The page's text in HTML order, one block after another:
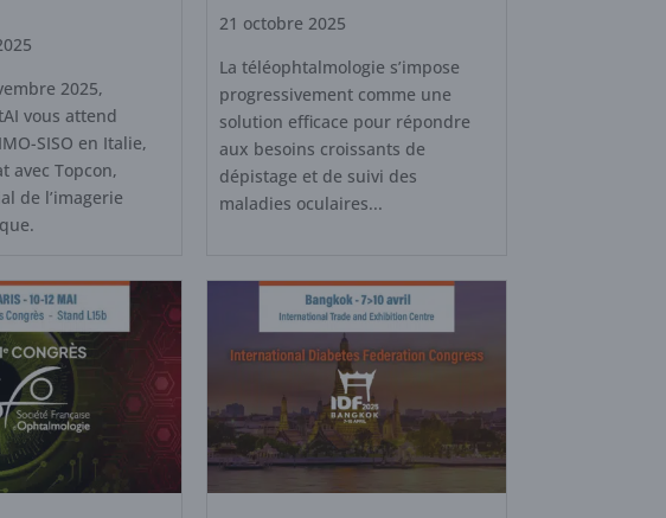
2025,
vous attend
SISO en Italie,
avec Topcon,
de l’imagerie
21 octobre 2025
La téléophtalmologie s’impose
progressivement comme une
solution efficace pour répondre
aux besoins croissants de
dépistage et de suivi des
maladies oculaires...